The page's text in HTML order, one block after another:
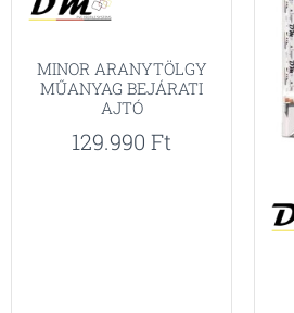
MINOR ARANYTÖLGY
MŰANYAG BEJÁRATI
AJTÓ
129.990 Ft